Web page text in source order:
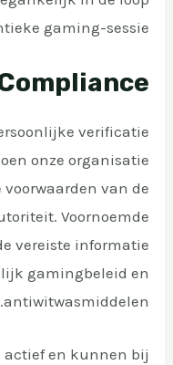
gaming-sessie.
verificatie
onze organisatie
van de
Voornoemde
vereiste informatie
gamingbeleid en
antiwitwasmiddelen.
actief en kunnen bij